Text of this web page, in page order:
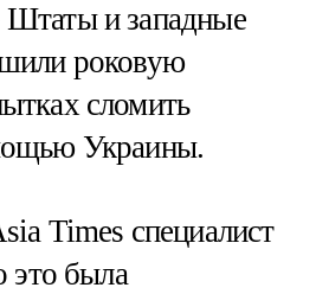
и западные
роковую
сломить
Украины.
Times специалист
это была